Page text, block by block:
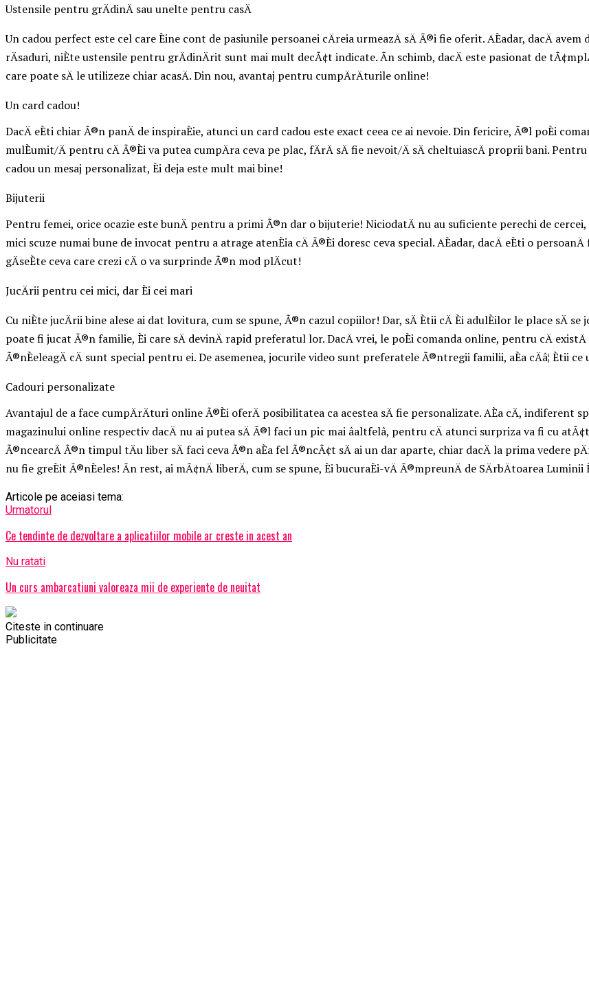
Ustensile pentru grÄdinÄ sau unelte pentru casÄ
Un cadou perfect este cel care Èine cont de pasiunile persoanei cÄreia urmeazÄ sÄ Ã®i fie oferit. AÈadar, dacÄ
rÄsaduri, niÈte ustensile pentru grÄdinÄrit sunt mai mult decÃ¢t indicate. Ãn schimb, dacÄ este pasionat de
care poate sÄ le utilizeze chiar acasÄ. Din nou, avantaj pentru cumpÄrÄturile online!
Un card cadou!
DacÄ eÈti chiar Ã®n panÄ de inspiraÈie, atunci un card cadou este exact ceea ce ai nevoie. Din fericire, Ã®l poÈi
mulÈumit/Ä pentru cÄ Ã®Èi va putea cumpÄra ceva pe plac, fÄrÄ sÄ fie nevoit/Ä sÄ cheltuiascÄ proprii bani.
cadou un mesaj personalizat, Èi deja este mult mai bine!
Bijuterii
Pentru femei, orice ocazie este bunÄ pentru a primi Ã®n dar o bijuterie! NiciodatÄ nu au suficiente perechi de cercei,
mici scuze numai bune de invocat pentru a atrage atenÈia cÄ Ã®Èi doresc ceva special. AÈadar, dacÄ eÈti o
gÄseÈte ceva care crezi cÄ o va surprinde Ã®n mod plÄcut!
JucÄrii pentru cei mici, dar Èi cei mari
Cu niÈte jucÄrii bine alese ai dat lovitura, cum se spune, Ã®n cazul copiilor! Dar, sÄ Ètii cÄ Èi adulÈilor le place sÄ
poate fi jucat Ã®n familie, Èi care sÄ devinÄ rapid preferatul lor. DacÄ vrei, le poÈi comanda online, pentru cÄ
Ã®nÈeleagÄ cÄ sunt special pentru ei. De asemenea, jocurile video sunt preferatele Ã®ntregii familii, aÈa cÄâ¦ Ètii
Cadouri personalizate
Avantajul de a face cumpÄrÄturi online Ã®Èi oferÄ posibilitatea ca acestea sÄ fie personalizate. AÈa cÄ, indiferent
magazinului online respectiv dacÄ nu ai putea sÄ Ã®l faci un pic mai âaltfelâ, pentru cÄ atunci surpriza va fi cu
Ã®ncearcÄ Ã®n timpul tÄu liber sÄ faci ceva Ã®n aÈa fel Ã®ncÃ¢t sÄ ai un dar aparte, chiar dacÄ la prima vedere
nu fie greÈit Ã®nÈeles! Ãn rest, ai mÃ¢nÄ liberÄ, cum se spune, Èi bucuraÈi-vÄ Ã®mpreunÄ de SÄrbÄtoarea Luminii
Articole pe aceiasi tema:
Urmatorul
Ce tendinte de dezvoltare a aplicatiilor mobile ar creste in acest an
Nu ratati
Un curs ambarcatiuni valoreaza mii de experiente de neuitat
Citeste in continuare
Publicitate